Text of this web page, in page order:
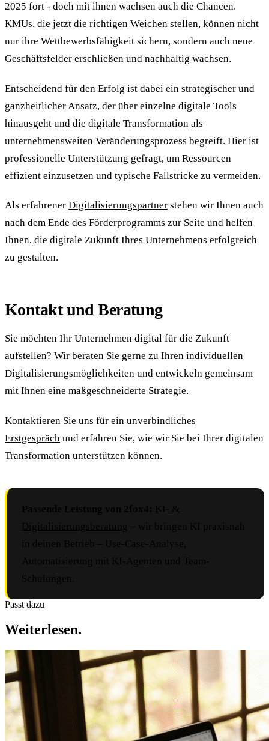
2025 fort - doch mit ihnen wachsen auch die Chancen.
KMUs, die jetzt die richtigen Weichen stellen, können nicht
nur ihre Wettbewerbsfähigkeit sichern, sondern auch neue
Geschäftsfelder erschließen und nachhaltig wachsen.
Entscheidend für den Erfolg ist dabei ein strategischer und
ganzheitlicher Ansatz, der über einzelne digitale Tools
hinausgeht und die digitale Transformation als
unternehmensweiten Veränderungsprozess begreift. Hier ist
professionelle Unterstützung gefragt, um Ressourcen
effizient einzusetzen und typische Fallstricke zu vermeiden.
Als erfahrener Digitalisierungspartner stehen wir Ihnen auch
nach dem Ende des Förderprogramms zur Seite und helfen
Ihnen, die digitale Zukunft Ihres Unternehmens erfolgreich
zu gestalten.
Kontakt und Beratung
Sie möchten Ihr Unternehmen digital für die Zukunft
aufstellen? Wir beraten Sie gerne zu Ihren individuellen
Digitalisierungsmöglichkeiten und entwickeln gemeinsam
mit Ihnen eine maßgeschneiderte Strategie.
Kontaktieren Sie uns für ein unverbindliches
Erstgespräch und erfahren Sie, wie wir Sie bei Ihrer digitalen
Transformation unterstützen können.
Passt dazu
Weiterlesen.